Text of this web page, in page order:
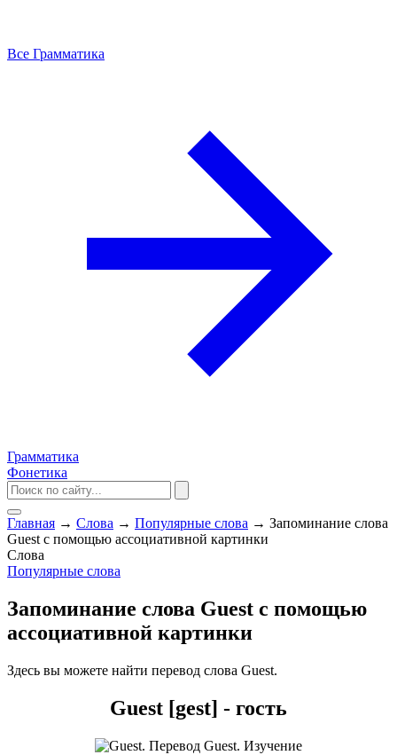
Все Грамматика
Грамматика
Фонетика
Главная → Слова → Популярные слова → Запоминание слова
Guest с помощью ассоциативной картинки
Слова
Популярные слова
Запоминание слова Guest с помощью
ассоциативной картинки
Здесь вы можете найти перевод слова Guest.
Guest [gest] - гость